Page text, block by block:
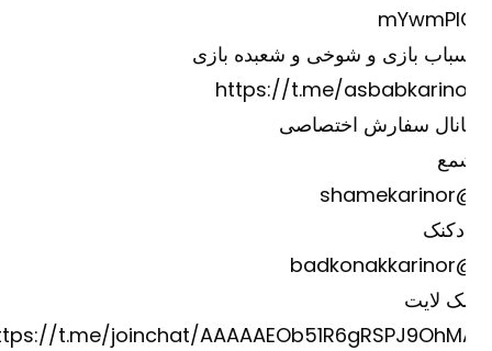
بازی و شوخی و شعبده بازی
https://t.me/
سفارش اختصاصی
لایت
https://t.me/joinchat/